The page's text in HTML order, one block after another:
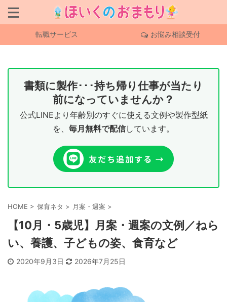
転職サービス お悩み相談受付
書類に製作･･･持ち帰り仕事が当たり
前になっていませんか？
公式LINEより年齢別のすぐに使える文例や製作型紙
を、 毎月無料で配信しています。
HOME > 保育ネタ > 月案・週案 >
【10月・5歳児】月案・週案の文例／ねら
い、養護、子どもの姿、食育など
2020年9月3日 2026年7月25日